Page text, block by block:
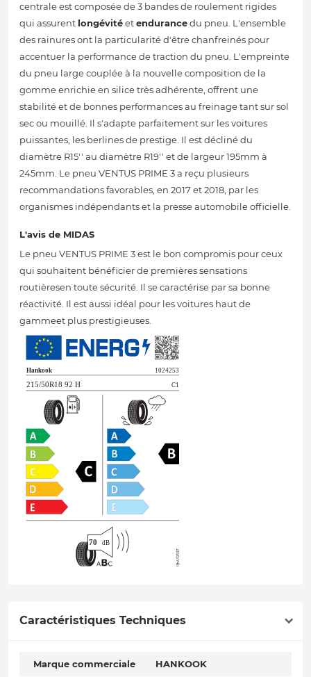
centrale est composée de 3 bandes de roulement rigides
qui assurent longévitéetendurancedu pneu. L'ensemble
des rainures ont la particularité d'être chanfreinés pour
accentuer la performance de traction du pneu. L'empreinte
du pneu large couplée à la nouvelle composition de la
gomme enrichie en silice très adhérente, offrent une
stabilité et de bonnes performances au freinage tant sur sol
sec ou mouillé. Il s'adapte parfaitement sur les voitures
puissantes, les berlines de prestige. Il est décliné du
diamètre R15'' au diamètre R19'' et de largeur 195mm à
245mm. Le pneu VENTUS PRIME 3 a reçu plusieurs
recommandations favorables, en 2017 et 2018, par les
organismes indépendants et la presse automobile officielle.
L'avis de MIDAS
Le pneu VENTUS PRIME 3 est le bon compromis pour ceux
qui souhaitent bénéficier de premières sensations
routièresen toute sécurité. Il se caractérise par sa bonne
réactivité. Il est aussi idéal pour les voitures haut de
gammeet plus prestigieuses.
Caractéristiques Techniques
Marque commerciale HANKOOK